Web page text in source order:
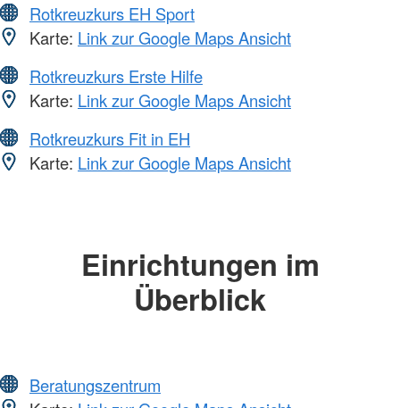
Rotkreuzkurs EH Sport
Karte: Link zur Google Maps Ansicht
Rotkreuzkurs Erste Hilfe
Karte: Link zur Google Maps Ansicht
Rotkreuzkurs Fit in EH
Karte: Link zur Google Maps Ansicht
Einrichtungen im
Überblick
Beratungszentrum